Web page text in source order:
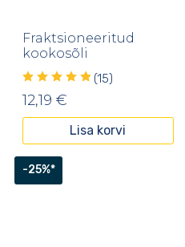
Fraktsioneeritud
kookosõli
(15)
12,19 €
Lisa korvi
-25%*